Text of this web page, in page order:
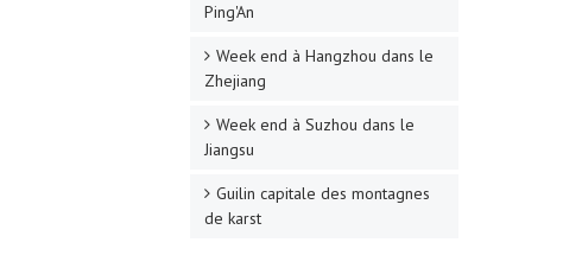
Ping'An
Week end à Hangzhou dans le
Zhejiang
Week end à Suzhou dans le
Jiangsu
Guilin capitale des montagnes
de karst